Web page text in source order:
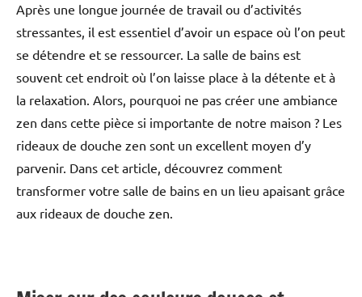
Après une longue journée de travail ou d’activités
stressantes, il est essentiel d’avoir un espace où l’on peut
se détendre et se ressourcer. La salle de bains est
souvent cet endroit où l’on laisse place à la détente et à
la relaxation. Alors, pourquoi ne pas créer une ambiance
zen dans cette pièce si importante de notre maison ? Les
rideaux de douche zen sont un excellent moyen d’y
parvenir. Dans cet article, découvrez comment
transformer votre salle de bains en un lieu apaisant grâce
aux rideaux de douche zen.